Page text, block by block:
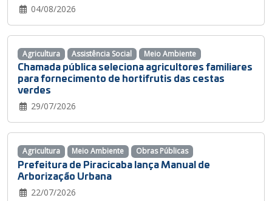
04/08/2026
Chamada pública seleciona agricultores familiares
para fornecimento de hortifrutis das cestas
verdes
29/07/2026
Agricultura Assistência Social Meio Ambiente
Prefeitura de Piracicaba lança Manual de
Arborização Urbana
22/07/2026
Agricultura Meio Ambiente Obras Públicas